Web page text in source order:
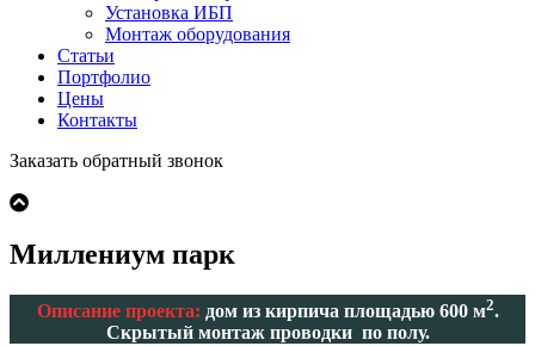
Установка ИБП
Монтаж оборудования
Статьи
Портфолио
Цены
Контакты
Заказать обратный звонок
Миллениум парк
Описание проекта: дом из кирпича площадью 600 м2.
Скрытый монтаж проводки по полу.